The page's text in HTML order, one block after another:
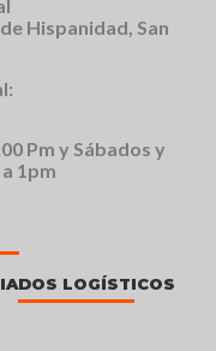
Hispanidad, San
Pm y Sábados y
1pm
LOGÍSTICOS